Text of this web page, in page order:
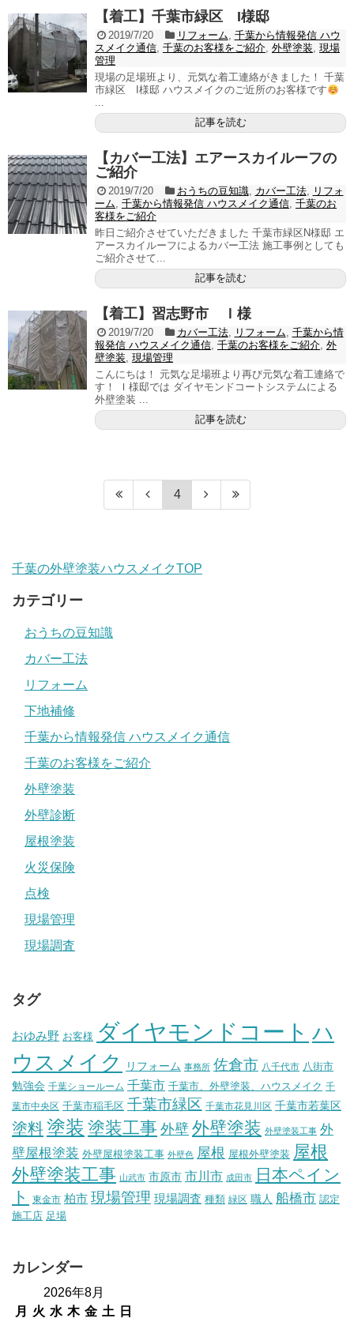
【着工】千葉市緑区 I様邸
2019/7/20 リフォーム, 千葉から情報発信 ハウ
スメイク通信, 千葉のお客様をご紹介, 外壁塗装, 現場
管理
現場の足場班より、元気な着工連絡がきました！ 千葉
市緑区 I様邸 ハウスメイクのご近所のお客様です
...
記事を読む
【カバー工法】エアースカイルーフの
ご紹介
2019/7/20 おうちの豆知識, カバー工法, リフォ
ーム, 千葉から情報発信 ハウスメイク通信, 千葉のお
客様をご紹介
昨日ご紹介させていただきました 千葉市緑区N様邸 エ
アースカイルーフによるカバー工法 施工事例としても
ご紹介させて...
記事を読む
【着工】習志野市 Ｉ様
2019/7/20 カバー工法, リフォーム, 千葉から情
報発信 ハウスメイク通信, 千葉のお客様をご紹介, 外
壁塗装, 現場管理
こんにちは！ 元気な足場班より再び元気な着工連絡で
す！ Ｉ様邸では ダイヤモンドコートシステムによる
外壁塗装 ...
記事を読む
4
千葉の外壁塗装ハウスメイクTOP
カテゴリー
おうちの豆知識
カバー工法
リフォーム
下地補修
千葉から情報発信 ハウスメイク通信
千葉のお客様をご紹介
外壁塗装
外壁診断
屋根塗装
火災保険
点検
現場管理
現場調査
タグ
おゆみ野 お客様 ダイヤモンドコート ハ
ウスメイク
リフォーム 事務所 佐倉市 八千代市 八街市
勉強会 千葉ショールーム 千葉市 千葉市、外壁塗装、ハウスメイク 千
葉市中央区 千葉市稲毛区 千葉市緑区 千葉市花見川区 千葉市若葉区
塗料塗装 塗装工事 外壁 外壁塗装 外壁塗装工事 外
壁屋根塗装 外壁屋根塗装工事 外壁色 屋根 屋根外壁塗装 屋根
外壁塗装工事 山武市 市原市 市川市 成田市
日本ペイン
ト
東金市 柏市 現場管理 現場調査 種類 緑区 職人 船橋市 認定
施工店 足場
カレンダー
2026年8月
月
火 水 木 金 土 日